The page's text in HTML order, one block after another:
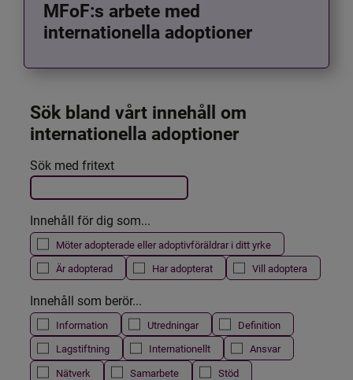
MFoF:s arbete med
internationella adoptioner
Sök bland vårt innehåll om
internationella adoptioner
Filtrera resultatet
Det här formuläret postas automatiskt
Sök med fritext
Innehåll för dig som...
Möter adopterade eller adoptivföräldrar i ditt yrke
Är adopterad
Har adopterat Vill adoptera
Innehåll som berör...
Information Utredningar
Definition
Lagstiftning
Internationellt
Ansvar
Nätverk
Samarbete
Stöd